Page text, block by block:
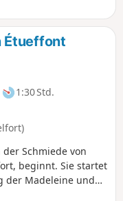
einige
ist
Étueffont
1:30 Std.
Schmiede von
beginnt. Sie startet
der Madeleine und